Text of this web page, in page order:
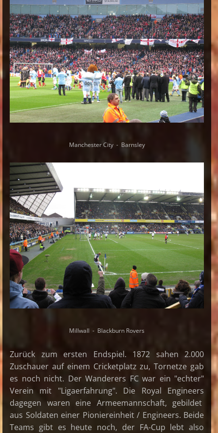
Manchester City - Barnsley
Millwall - Blackburn Rovers
Zurück zum ersten Endspiel. 1872 sahen 2.000
Zuschauer auf einem Cricketplatz zu, Tornetze gab
es noch nicht. Der Wanderers FC war ein "echter"
Verein mit "Ligaerfahrung". Die Royal Engineers
dagegen waren eine Armeemannschaft, gebildet
aus Soldaten einer Pioniereinheit / Engineers. Beide
Teams gibt es heute noch, der FA-Cup lebt also